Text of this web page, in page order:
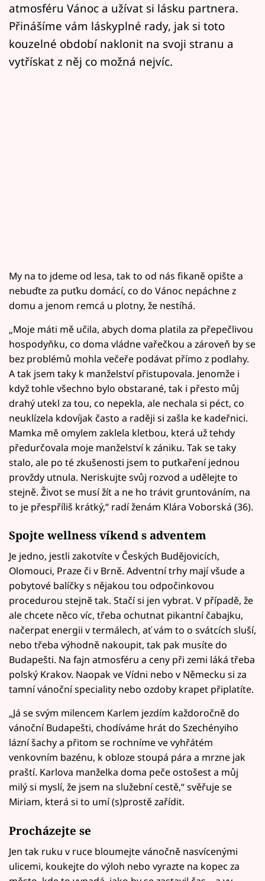
Sledujte nás
atmosféru Vánoc a užívat si lásku partnera.
Přinášíme vám láskyplné rady, jak si toto
kouzelné období naklonit na svoji stranu a
vytřískat z něj co možná nejvíc.
My na to jdeme od lesa, tak to od nás fikaně opište a
nebuďte za puťku domácí, co do Vánoc nepáchne z
domu a jenom remcá u plotny, že nestíhá.
„Moje máti mě učila, abych doma platila za přepečlivou
hospodyňku, co doma vládne vařečkou a zároveň by se
bez problémů mohla večeře podávat přímo z podlahy.
A tak jsem taky k manželství přistupovala. Jenomže i
když tohle všechno bylo obstarané, tak i přesto můj
drahý utekl za tou, co nepekla, ale nechala si péct, co
neuklízela kdovíjak často a raději si zašla ke kadeřnici.
Mamka mě omylem zaklela kletbou, která už tehdy
předurčovala moje manželství k zániku. Tak se taky
stalo, ale po té zkušenosti jsem to puťkaření jednou
provždy utnula. Neriskujte svůj rozvod a udělejte to
stejně. Život se musí žít a ne ho trávit gruntováním, na
to je přespříliš krátký,“ radí ženám Klára Voborská (36).
Spojte wellness víkend s adventem
Je jedno, jestli zakotvíte v Českých Budějovicích,
Olomouci, Praze či v Brně. Adventní trhy mají všude a
pobytové balíčky s nějakou tou odpočinkovou
procedurou stejně tak. Stačí si jen vybrat. V případě, že
ale chcete něco víc, třeba ochutnat pikantní čabajku,
načerpat energii v termálech, ať vám to o svátcích sluší,
nebo třeba výhodně nakoupit, tak pak musíte do
Budapešti. Na fajn atmosféru a ceny při zemi láká třeba
polský Krakov. Naopak ve Vídni nebo v Německu si za
tamní vánoční speciality nebo ozdoby krapet připlatíte.
„Já se svým milencem Karlem jezdím každoročně do
vánoční Budapešti, chodíváme hrát do Szechényiho
lázní šachy a přitom se rochníme ve vyhřátém
venkovním bazénu, k obloze stoupá pára a mrzne jak
praští. Karlova manželka doma peče ostošest a můj
milý si myslí, že jsem na služební cestě,“ svěřuje se
Miriam, která si to umí (s)prostě zařídit.
Procházejte se
Jen tak ruku v ruce bloumejte vánočně nasvícenými
ulicemi, koukejte do výloh nebo vyrazte na kopec za